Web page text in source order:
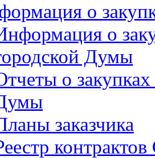
о
о
Думы
о
заказчика